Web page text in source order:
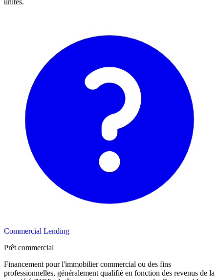
unités.
Commercial Lending
Prêt commercial
Financement pour l'immobilier commercial ou des fins
professionnelles, généralement qualifié en fonction des revenus de la